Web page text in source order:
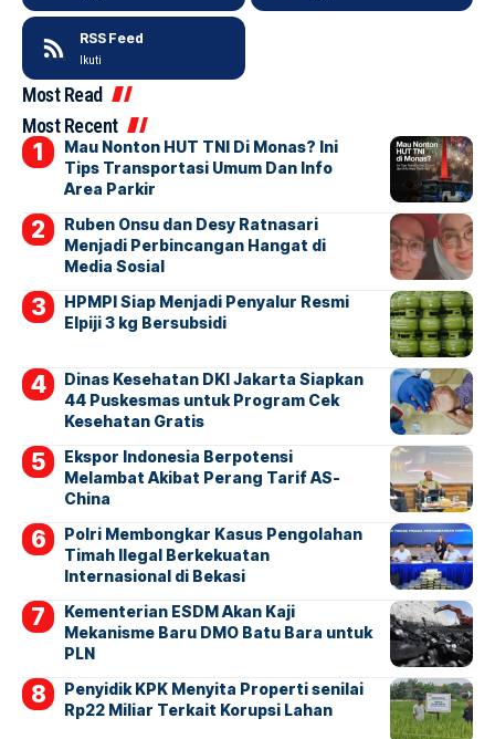
RSS Feed
Ikuti
Most Read
Most Recent
Mau Nonton HUT TNI Di Monas? Ini
Tips Transportasi Umum Dan Info
Area Parkir
Ruben Onsu dan Desy Ratnasari
Menjadi Perbincangan Hangat di
Media Sosial
HPMPI Siap Menjadi Penyalur Resmi
Elpiji 3 kg Bersubsidi
Dinas Kesehatan DKI Jakarta Siapkan
44 Puskesmas untuk Program Cek
Kesehatan Gratis
Ekspor Indonesia Berpotensi
Melambat Akibat Perang Tarif AS-
China
Polri Membongkar Kasus Pengolahan
Timah Ilegal Berkekuatan
Internasional di Bekasi
Kementerian ESDM Akan Kaji
Mekanisme Baru DMO Batu Bara untuk
PLN
Penyidik KPK Menyita Properti senilai
Rp22 Miliar Terkait Korupsi Lahan